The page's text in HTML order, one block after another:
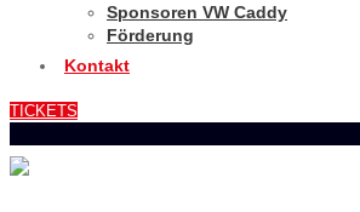
Sponsoren VW Caddy
Förderung
Kontakt
TICKETS